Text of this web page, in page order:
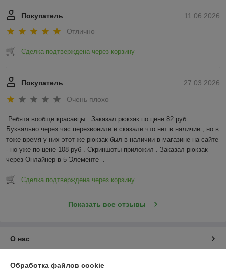
11.06.2026
Покупатель
Отлично
Сделка подтверждена через корзину
27.03.2026
Покупатель
Очень плохо
Ребята вообще красавцы . Заказал рюкзак по цене 82 руб .
Буквально через час перезвонили и сказали что нет в наличии , но в
тоже время у них этот же рюкзак был в наличии в магазине на сайте
- но уже по цене 108 руб . Скриншоты приложил . Заказал рюкзак
через Онлайнер в 5 Элементе  .
Сделка подтверждена через корзину
Показать все отзывы
О нас
Контакты
Обработка файлов cookie